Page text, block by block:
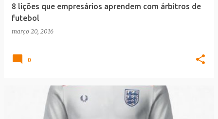
8 lições que empresários aprendem com árbitros de
futebol
março 20, 2016
0